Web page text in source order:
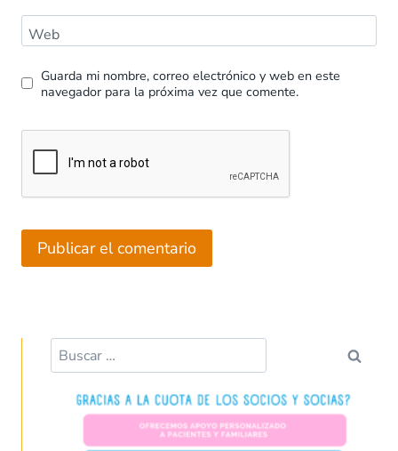
Web
Guarda mi nombre, correo electrónico y web en este
navegador para la próxima vez que comente.